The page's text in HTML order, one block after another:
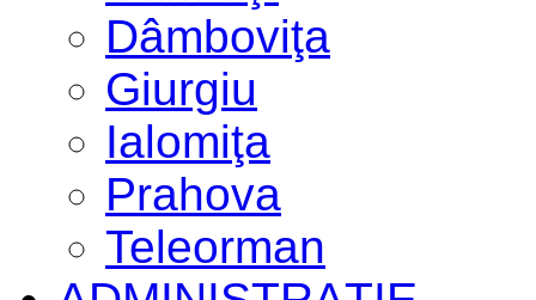
Dâmboviţa
Giurgiu
Ialomiţa
Prahova
Teleorman